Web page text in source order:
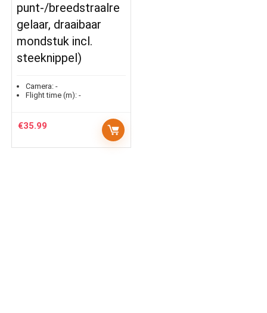
punt-/breedstraalre
gelaar, draaibaar
mondstuk incl.
steeknippel)
Camera: -
Flight time (m): -
€35.99